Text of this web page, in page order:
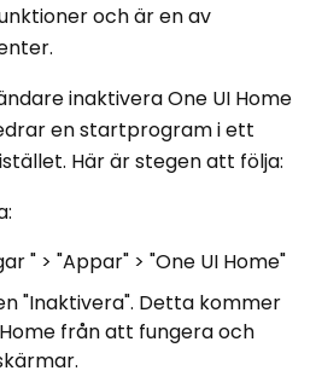
och är en av
inaktivera One UI Home
en startprogram i ett
Här är stegen att följa:
" > "Appar" > "One UI Home"
"Inaktivera". Detta kommer
från att fungera och